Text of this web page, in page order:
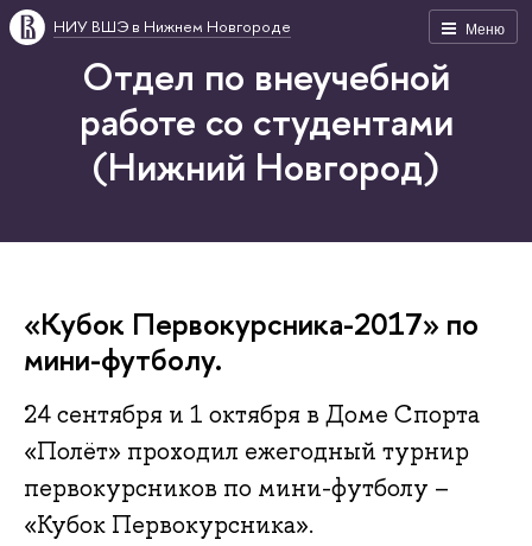
Меню
НИУ ВШЭ в Нижнем Новгороде
Отдел по внеучебной
работе со студентами
(Нижний Новгород)
«Кубок Первокурсника-2017» по
мини-футболу.
24 сентября и 1 октября в Доме Спорта
«Полёт» проходил ежегодный турнир
первокурсников по мини-футболу –
«Кубок Первокурсника».